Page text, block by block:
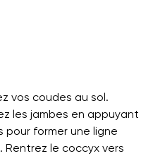
vos coudes au sol.
les jambes en appuyant
pour former une ligne
Rentrez le coccyx vers